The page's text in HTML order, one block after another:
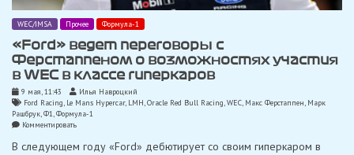
WEC/IMSA Прочее Формула-1
«Ford» ведет переговоры с
Ферстаппеном о возможностях участия
в WEC в классе гиперкаров
9 мая, 11:43
Илья Навроцкий
Ford Racing, Le Mans Hypercar, LMH,Oracle Red Bull Racing,WEC, Макс Ферстаппен, Марк
Рашбрук,Ф1,Формула-1
Комментироватьon
ведет
В следующем году «Ford» дебютирует со своим гиперкаром в